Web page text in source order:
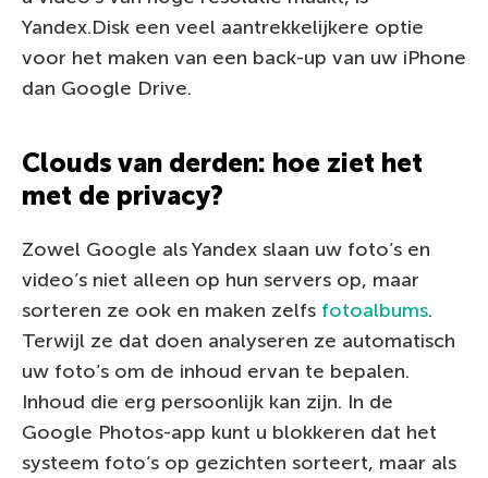
Yandex.Disk een veel aantrekkelijkere optie
voor het maken van een back-up van uw iPhone
dan Google Drive.
Clouds van derden: hoe ziet het
met de privacy?
Zowel Google als Yandex slaan uw foto’s en
video’s niet alleen op hun servers op, maar
sorteren ze ook en maken zelfs fotoalbums.
Terwijl ze dat doen analyseren ze automatisch
uw foto’s om de inhoud ervan te bepalen.
Inhoud die erg persoonlijk kan zijn. In de
Google Photos-app kunt u blokkeren dat het
systeem foto’s op gezichten sorteert, maar als